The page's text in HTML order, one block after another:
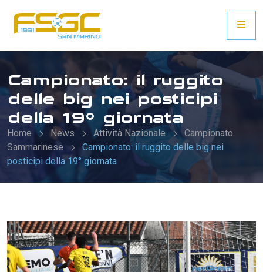
Campionato: il ruggito
delle big nei posticipi
della 19° giornata
Home News Attività Nazionale
Campionato
Sammarinese
Campionato: il ruggito delle big nei
posticipi della 19° giornata